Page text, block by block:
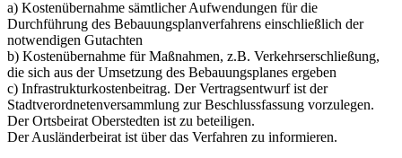
a) Kostenübernahme sämtlicher Aufwendungen für die
Durchführung des Bebauungsplanverfahrens einschließlich der
notwendigen Gutachten
b) Kostenübernahme für Maßnahmen, z.B. Verkehrserschließung,
die sich aus der Umsetzung des Bebauungsplanes ergeben
c) Infrastrukturkostenbeitrag. Der Vertragsentwurf ist der
Stadtverordnetenversammlung zur Beschlussfassung vorzulegen.
Der Ortsbeirat Oberstedten ist zu beteiligen.
Der Ausländerbeirat ist über das Verfahren zu informieren.